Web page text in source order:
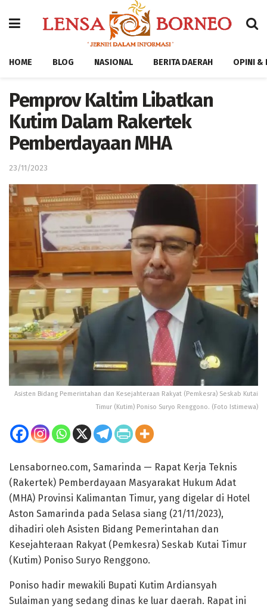
HOME BLOG NASIONAL BERITA DAERAH OPINI &
Pemprov Kaltim Libatkan
Kutim Dalam Rakertek
Pemberdayaan MHA
23/11/2023
Asisten Bidang Pemerintahan dan Kesejahteraan Rakyat (Pemkesra) Seskab Kutai
Timur (Kutim) Poniso Suryo Renggono. (Foto Istimewa)
Lensaborneo.com, Samarinda — Rapat Kerja Teknis
(Rakertek) Pemberdayaan Masyarakat Hukum Adat
(MHA) Provinsi Kalimantan Timur, yang digelar di Hotel
Aston Samarinda pada Selasa siang (21/11/2023),
dihadiri oleh Asisten Bidang Pemerintahan dan
Kesejahteraan Rakyat (Pemkesra) Seskab Kutai Timur
(Kutim) Poniso Suryo Renggono.
Poniso hadir mewakili Bupati Kutim Ardiansyah
Sulaiman yang sedang dinas ke luar daerah. Rapat ini